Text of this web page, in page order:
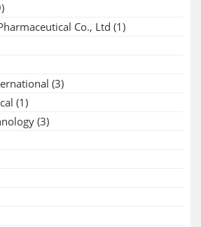
Co., Ltd (1)
(3)
(1)
(3)